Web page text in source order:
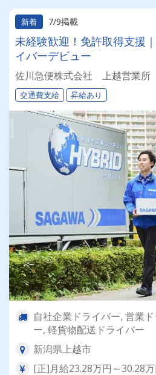
新着 7/9掲載
未経験歓迎！免許取得支援
イバーデビュー
佐川急便株式会社 上越営業所
交通費支給 昇給あり
自社企業ドライバー, 営業
ー, 軽貨物配送ドライバー
新潟県上越市
[正]月給23.28万円～30.28